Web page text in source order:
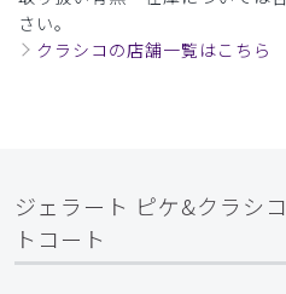
さい。
クラシコの店舗一覧はこちら
ジェラート ピケ&クラシ
トコート